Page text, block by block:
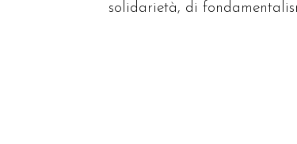
solidarietà, di